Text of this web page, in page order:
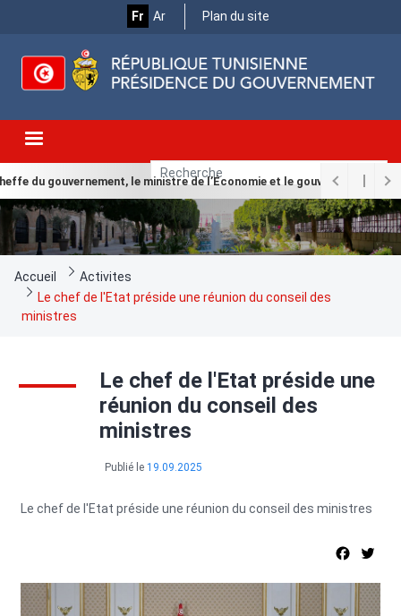
principal
Fr Ar
Menu
Plan du site
du gouvernement, le ministre de l’Économie et le gouverneur de la
Fil
d'Ariane
Accueil
Activites
Le chef de l'Etat préside une réunion du conseil des
ministres
Le chef de l'Etat préside une
réunion du conseil des
ministres
Publié le 19.09.2025
Le chef de l'Etat préside une réunion du conseil des ministres